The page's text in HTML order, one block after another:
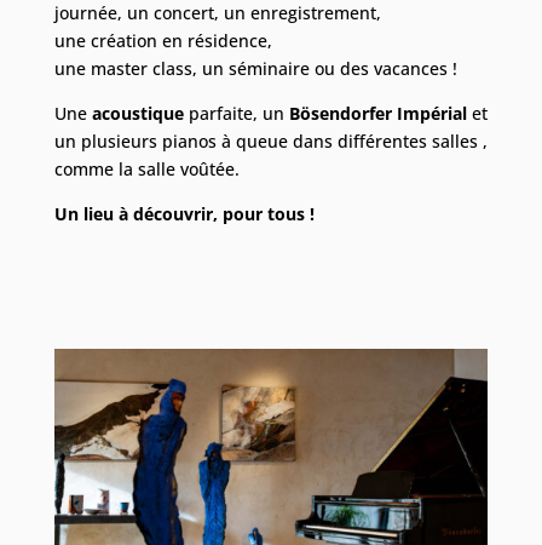
journée, un concert, un enregistrement,
une création en résidence,
une master class, un séminaire ou des vacances !
Une acoustiqueparfaite, un Bösendorfer Impérialet
un plusieurs pianos à queue dans différentes salles ,
comme la salle voûtée.
Un lieu à découvrir, pour tous !